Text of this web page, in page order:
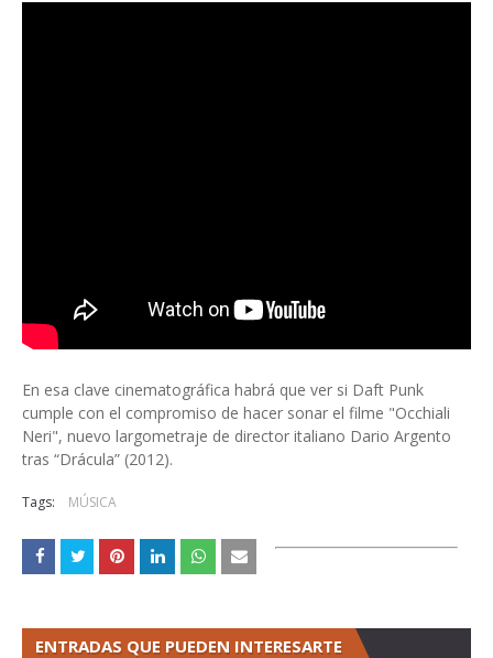
En esa clave cinematográfica habrá que ver si Daft Punk
cumple con el compromiso de hacer sonar el filme "Occhiali
Neri", nuevo largometraje de director italiano Dario Argento
tras “Drácula” (2012).
Tags: MÚSICA
ENTRADAS QUE PUEDEN INTERESARTE